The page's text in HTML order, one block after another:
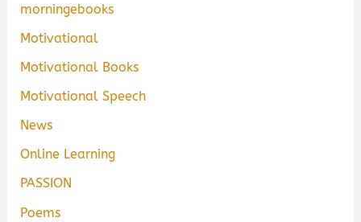
morningebooks
Motivational
Motivational Books
Motivational Speech
News
Online Learning
PASSION
Poems